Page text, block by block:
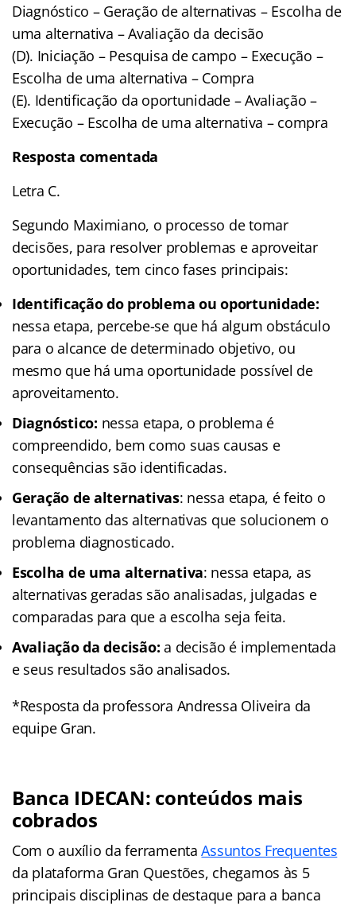
Diagnóstico – Geração de alternativas – Escolha de
uma alternativa – Avaliação da decisão
(D). Iniciação – Pesquisa de campo – Execução –
Escolha de uma alternativa – Compra
(E). Identificação da oportunidade – Avaliação –
Execução – Escolha de uma alternativa – compra
Resposta comentada
Letra C.
Segundo Maximiano, o processo de tomar
decisões, para resolver problemas e aproveitar
oportunidades, tem cinco fases principais:
Identificação do problema ou oportunidade:
nessa etapa, percebe-se que há algum obstáculo
para o alcance de determinado objetivo, ou
mesmo que há uma oportunidade possível de
aproveitamento.
Diagnóstico: nessa etapa, o problema é
compreendido, bem como suas causas e
consequências são identificadas.
Geração de alternativas: nessa etapa, é feito o
levantamento das alternativas que solucionem o
problema diagnosticado.
Escolha de uma alternativa: nessa etapa, as
alternativas geradas são analisadas, julgadas e
comparadas para que a escolha seja feita.
Avaliação da decisão: a decisão é implementada
e seus resultados são analisados.
*Resposta da professora Andressa Oliveira da
equipe Gran.
Banca IDECAN: conteúdos mais
cobrados
Com o auxílio da ferramentaAssuntos Frequentes
da plataforma Gran Questões, chegamos às 5
principais disciplinas de destaque para a banca